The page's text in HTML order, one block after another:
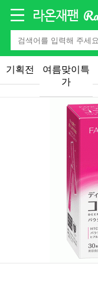
기획전
여름맞이특
가